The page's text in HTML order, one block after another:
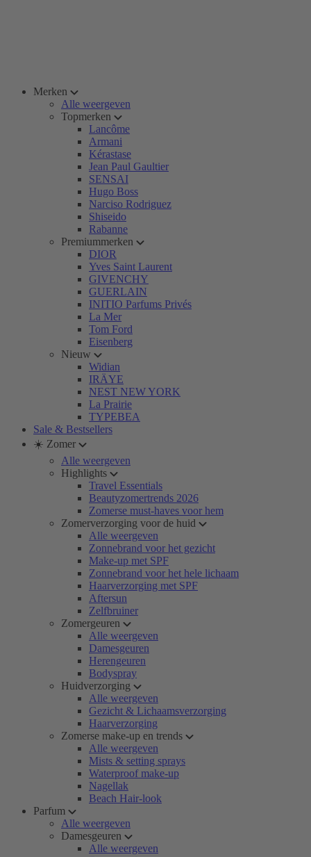
Merken
Alle weergeven
Topmerken
Lancôme
Armani
Kérastase
Jean Paul Gaultier
SENSAI
Hugo Boss
Narciso Rodriguez
Shiseido
Rabanne
Premiummerken
DIOR
Yves Saint Laurent
GIVENCHY
GUERLAIN
INITIO Parfums Privés
La Mer
Tom Ford
Eisenberg
Nieuw
Widian
IRÄYE
NEST NEW YORK
La Prairie
TYPEBEA
Sale & Bestsellers
☀️ Zomer
Alle weergeven
Highlights
Travel Essentials
Beautyzomertrends 2026
Zomerse must-haves voor hem
Zomerverzorging voor de huid
Alle weergeven
Zonnebrand voor het gezicht
Make-up met SPF
Zonnebrand voor het hele lichaam
Haarverzorging met SPF
Aftersun
Zelfbruiner
Zomergeuren
Alle weergeven
Damesgeuren
Herengeuren
Bodyspray
Huidverzorging
Alle weergeven
Gezicht & Lichaamsverzorging
Haarverzorging
Zomerse make-up en trends
Alle weergeven
Mists & setting sprays
Waterproof make-up
Nagellak
Beach Hair-look
Parfum
Alle weergeven
Damesgeuren
Alle weergeven